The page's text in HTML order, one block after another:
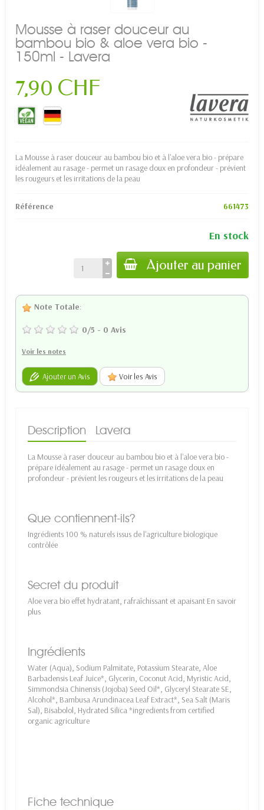
Mousse à raser douceur au
bambou bio & aloe vera bio -
150ml - Lavera
7,90 CHF
La Mousse à raser douceur au bambou bio et à l'aloe vera bio - prépare
idéalement au rasage - permet un rasage doux en profondeur - prévient
les rougeurs et les irritations de la peau
Référence 661473
En stock
Ajouter au panier
Note Totale:
0/5 - 0 Avis
Voir les notes
Ajouter un Avis Voir les Avis
Description Lavera
La Mousse à raser douceur au bambou bio et à l'aloe vera bio -
prépare idéalement au rasage - permet un rasage doux en
profondeur - prévient les rougeurs et les irritations de la peau
Que contiennent-ils?
Ingrédients 100 % naturels issus de l'agriculture biologique
contrôlée
Secret du produit
Aloe vera bio effet hydratant, rafraîchissant et apaisant En savoir
plus
Ingrédients
Water (Aqua), Sodium Palmitate, Potassium Stearate, Aloe
Barbadensis Leaf Juice*, Glycerin, Coconut Acid, Myristic Acid,
Simmondsia Chinensis (Jojoba) Seed Oil*, Glyceryl Stearate SE,
Alcohol*, Bambusa Arundinacea Leaf Extract*, Sea Salt (Maris
Sal), Bisabolol, Hydrated Silica *ingredients from certified
organic agriculture
Fiche technique